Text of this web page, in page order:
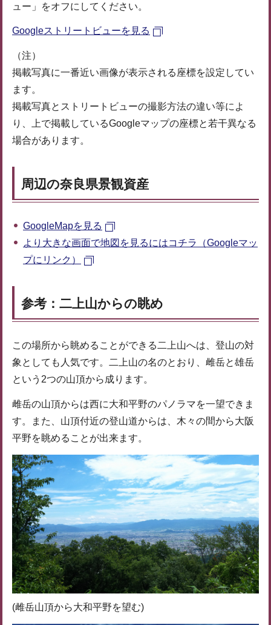
ュー」をオフにしてください。
Googleストリートビューを見る
（注）
掲載写真に一番近い画像が表示される座標を設定してい
ます。
掲載写真とストリートビューの撮影方法の違い等によ
り、上で掲載しているGoogleマップの座標と若干異なる
場合があります。
周辺の奈良県景観資産
GoogleMapを見る
より大きな画面で地図を見るにはコチラ（Googleマッ
プにリンク）
参考：二上山からの眺め
この場所から眺めることができる二上山へは、登山の対
象としても人気です。二上山の名のとおり、雌岳と雄岳
という2つの山頂から成ります。
雌岳の山頂からは西に大和平野のパノラマを一望できま
す。また、山頂付近の登山道からは、木々の間から大阪
平野を眺めることが出来ます。
(雌岳山頂から大和平野を望む)